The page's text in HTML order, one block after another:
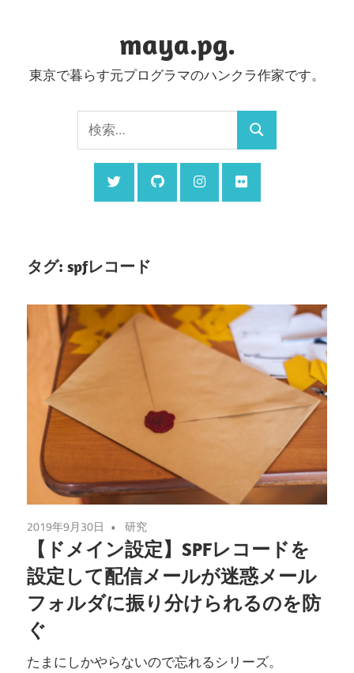
ン
maya.pg.
東京で暮らす元プログラマのハンクラ作家です。
索:
検
索
タグ: spfレコード
2019年9月30日 研究
【ドメイン設定】SPFレコードを
設定して配信メールが迷惑メール
フォルダに振り分けられるのを防
ぐ
たまにしかやらないので忘れるシリーズ。